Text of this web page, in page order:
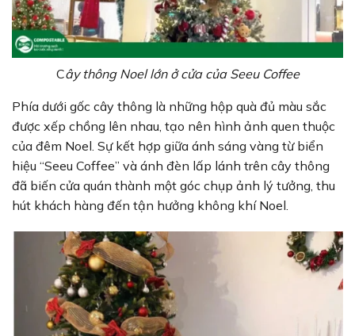
Cây thông Noel lớn ở cửa của Seeu Coffee
Phía dưới gốc cây thông là những hộp quà đủ màu sắc
được xếp chồng lên nhau, tạo nên hình ảnh quen thuộc
của đêm Noel. Sự kết hợp giữa ánh sáng vàng từ biển
hiệu “Seeu Coffee” và ánh đèn lấp lánh trên cây thông
đã biến cửa quán thành một góc chụp ảnh lý tưởng, thu
hút khách hàng đến tận hưởng không khí Noel.